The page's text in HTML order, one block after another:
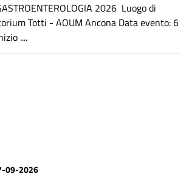
2026 Luogo di
Totti - AOUM Ancona Data evento: 6
....
09-2026